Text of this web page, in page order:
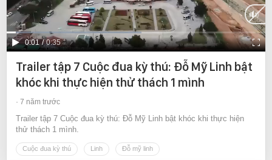
Current
Time
0:01 / Duration
0:35
Trailer tập 7 Cuộc đua kỳ thú: Đỗ Mỹ Linh bật
khóc khi thực hiện thử thách 1 mình
7 năm trước
Trailer tập 7 Cuộc đua kỳ thú: Đỗ Mỹ Linh bật khóc khi thực hiện
thử thách 1 mình.
Cuộc đua kỳ thú Linh Đỗ mỹ linh